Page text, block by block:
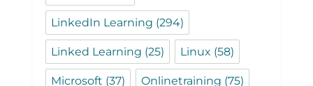
LinkedIn Learning (294)
Linked Learning (25) Linux (58)
Microsoft (37) Onlinetraining (75)